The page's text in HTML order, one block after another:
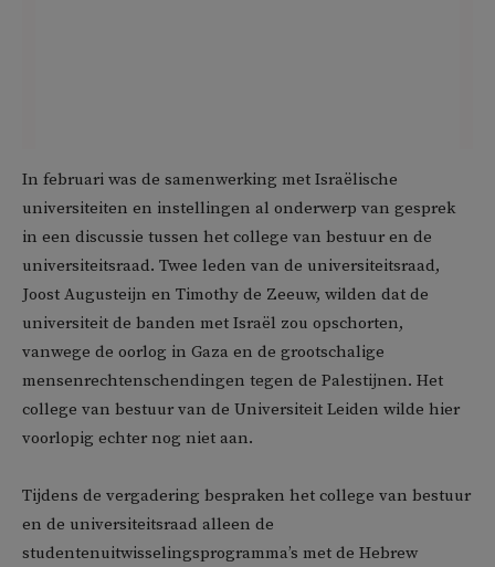
In februari was de samenwerking met Israëlische
universiteiten en instellingen al onderwerp van gesprek
in een discussie tussen het college van bestuur en de
universiteitsraad. Twee leden van de universiteitsraad,
Joost Augusteijn en Timothy de Zeeuw, wilden dat de
universiteit de banden met Israël zou opschorten,
vanwege de oorlog in Gaza en de grootschalige
mensenrechtenschendingen tegen de Palestijnen. Het
college van bestuur van de Universiteit Leiden wilde hier
voorlopig echter nog niet aan.
Tijdens de vergadering bespraken het college van bestuur
en de universiteitsraad alleen de
studentenuitwisselingsprogramma’s met de Hebrew